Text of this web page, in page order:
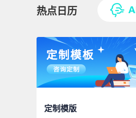
热点日历
定制模版